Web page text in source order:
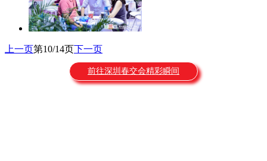
上一页第10/14页下一页
前往深圳春交会精彩瞬间